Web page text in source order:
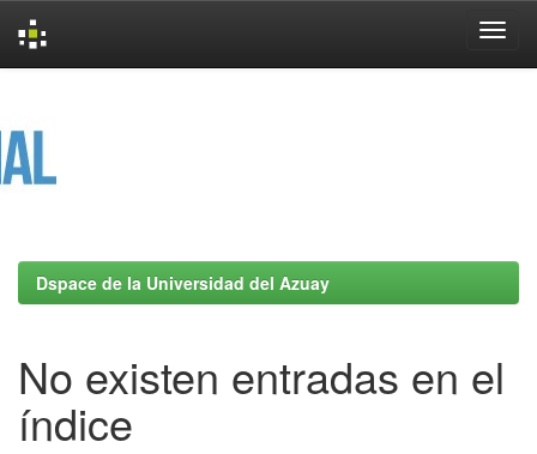
Dspace de la Universidad del Azuay
No existen entradas en el
índice